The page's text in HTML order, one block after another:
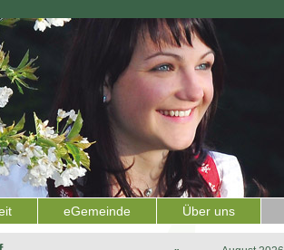
eGemeinde Über uns